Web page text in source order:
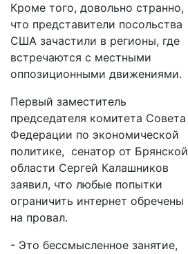
Кроме того, довольно странно,
что представители посольства
США зачастили в регионы, где
встречаются с местными
оппозиционными движениями.
Первый заместитель
председателя комитета Совета
Федерации по экономической
политике, сенатор от Брянской
области Сергей Калашников
заявил, что любые попытки
ограничить интернет обречены
на провал.
- Это бессмысленное занятие,